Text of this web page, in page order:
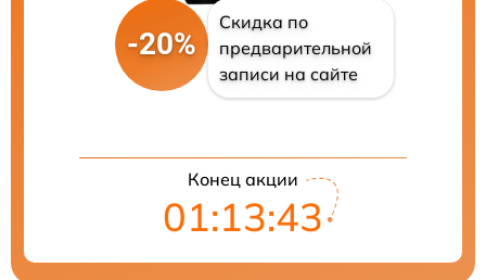
-20%
Скидка по
предварительной
записи на сайте
Конец акции
01:13:42